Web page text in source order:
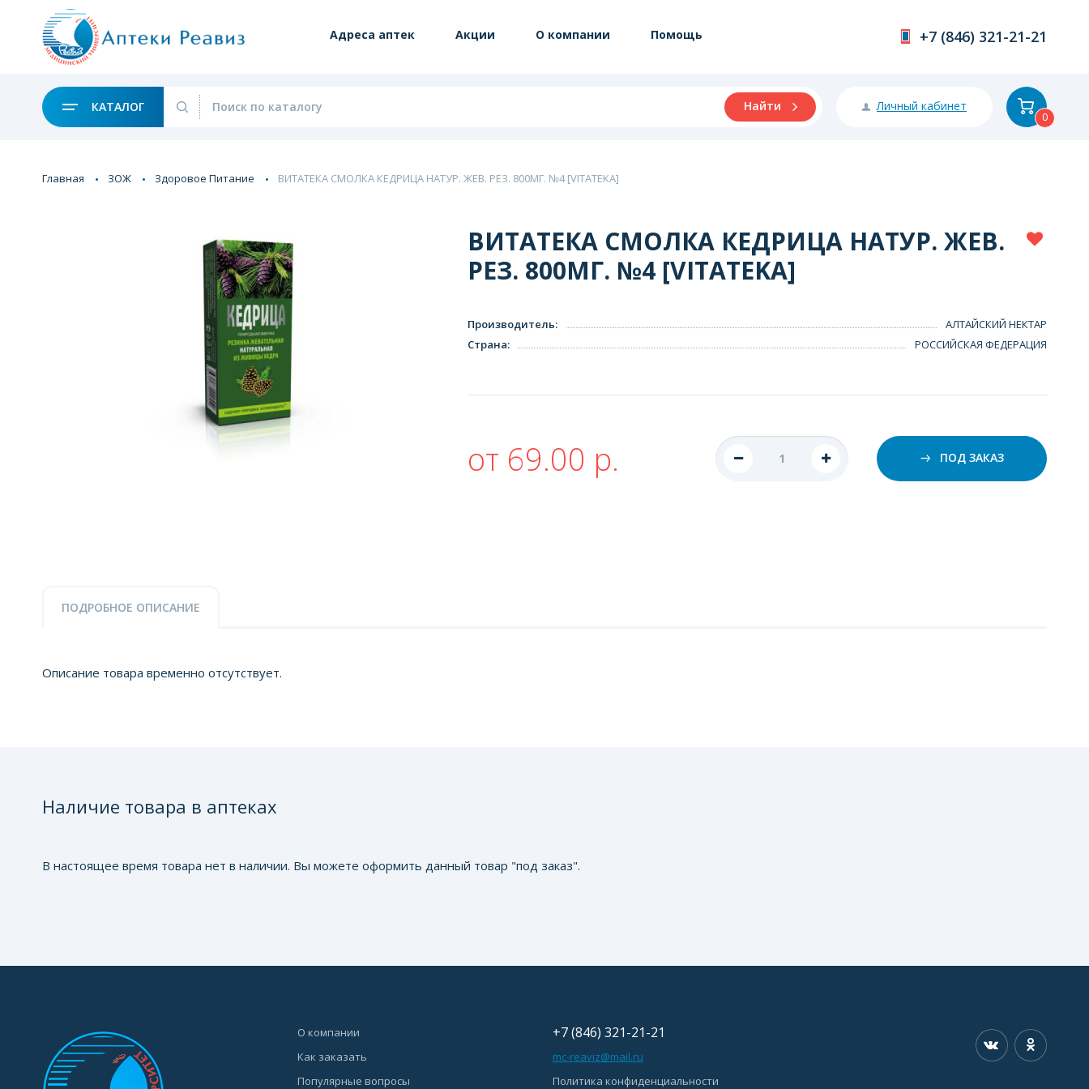
Адреса аптек Акции О компании Помощь +7 (846) 321-21-21
КАТАЛОГ Найти Личный кабинет
0
Главная ЗОЖ Здоровое Питание ВИТАТЕКА СМОЛКА КЕДРИЦА НАТУР. ЖЕВ. РЕЗ. 800МГ. №4 [VITATEKA]
ВИТАТЕКА СМОЛКА КЕДРИЦА НАТУР. ЖЕВ.
РЕЗ. 800МГ. №4 [VITATEKA]
Производитель:
АЛТАЙСКИЙ НЕКТАР
Страна: РОССИЙСКАЯ ФЕДЕРАЦИЯ
от 69.00 р. ПОД ЗАКАЗ
ПОДРОБНОЕ ОПИСАНИЕ
Описание товара временно отсутствует.
Наличие товара в аптеках
В настоящее время товара нет в наличии. Вы можете оформить данный товар "под заказ".
О компании
Как заказать
Популярные вопросы
+7 (846) 321-21-21
mc-reaviz@mail.ru
Политика конфиденциальности